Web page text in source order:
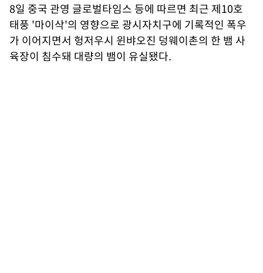
8일 중국 관영 글로벌타임스 등에 따르면 최근 제10호
태풍 '마이삭'의 영향으로 광시자치구에 기록적인 폭우
가 이어지면서 헝저우시 윈뱌오진 덩웨이촌의 한 뱀 사
육장이 침수돼 대량의 뱀이 유실됐다.